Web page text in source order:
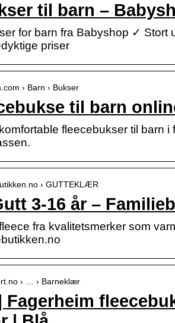
til barn –
for barn fra Babyshop ✓ Stort
priser
› Barn › Bukser
til barn
fleecebukser til barn i
› GUTTEKLÆR
3-16 år –
fra kvalitetsmerker som
› … › Barneklær
Fagerheim